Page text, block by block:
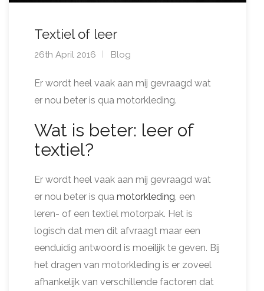
Textiel of leer
26th April 2016 Blog
Er wordt heel vaak aan mij gevraagd wat
er nou beter is qua motorkleding.
Wat is beter: leer of
textiel?
Er wordt heel vaak aan mij gevraagd wat
er nou beter is qua motorkleding, een
leren- of een textiel motorpak. Het is
logisch dat men dit afvraagt maar een
eenduidig antwoord is moeilijk te geven. Bij
het dragen van motorkleding is er zoveel
afhankelijk van verschillende factoren dat